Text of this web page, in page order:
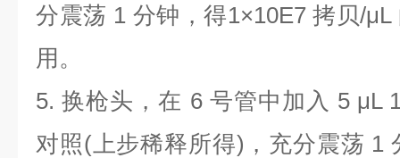
分震荡 1 分钟，得1×10E7 拷贝/μL
用。
5.换枪头，在 6 号管中加入 5 μL
对照(上步稀释所得) ，充分震荡 1